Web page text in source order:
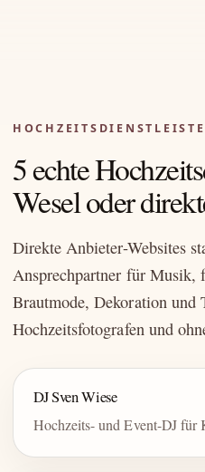
5 echte
Wesel oder
Direkte Anbieter-Websites
Ansprechpartner für Musik,
Brautmode, Dekoration und
Hochzeitsfotografen und
DJ Sven Wiese
Hochzeits- und Event-DJ für